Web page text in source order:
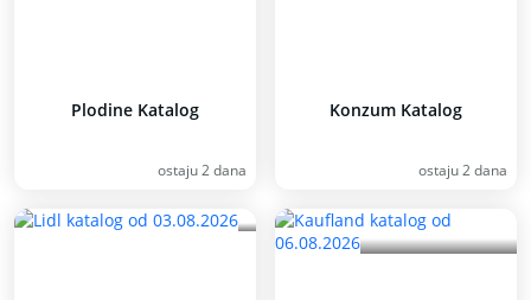
Plodine Katalog
ostaju 2 dana
Konzum Katalog
ostaju 2 dana